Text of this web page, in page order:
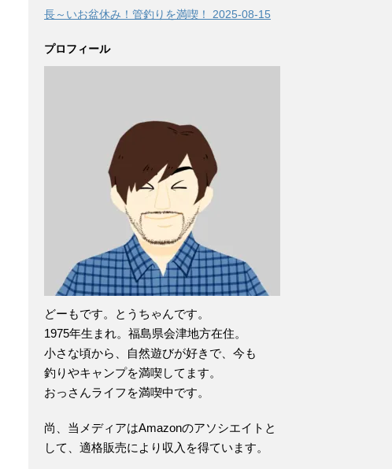
長～いお盆休み！管釣りを満喫！ 2025-08-15
プロフィール
どーもです。とうちゃんです。
1975年生まれ。福島県会津地方在住。
小さな頃から、自然遊びが好きで、今も
釣りやキャンプを満喫してます。
おっさんライフを満喫中です。
尚、当メディアはAmazonのアソシエイトと
して、適格販売により収入を得ています。